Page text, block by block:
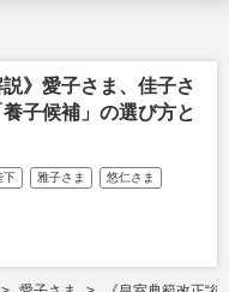
》愛子さま、佳子さ
子候補」の選び方と
下 雅子さま 悠仁さま